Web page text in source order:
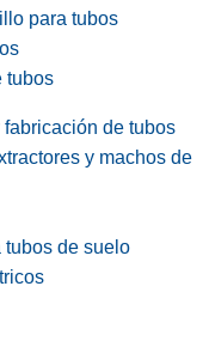
para tubos
tubos
de tubos
y machos de
tubos de suelo